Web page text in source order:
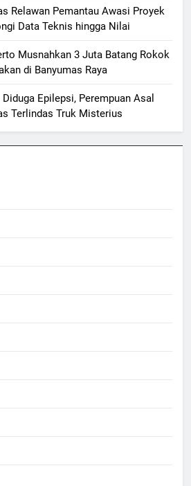
Relawan Pemantau Awasi Proyek
Data Teknis hingga Nilai
Musnahkan 3 Juta Batang Rokok
di Banyumas Raya
Epilepsi, Perempuan Asal
Terlindas Truk Misterius